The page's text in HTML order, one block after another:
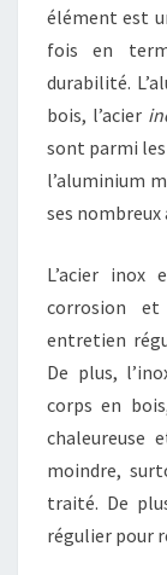
élément est
fois en
durabilité.
bois, l’acier
sont parmi
l’aluminium
ses nombreux
L’acier inox
corrosion
entretien
De plus,
corps en
chaleureuse
moindre,
traité. De
régulier pour